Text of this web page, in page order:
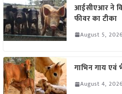
आईसीएआर ने
फीवर का टीका
August 5, 2026
गाभिन गाय
August 4, 2026